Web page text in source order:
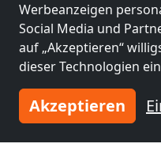
Werbeanzeigen
Social Media und
auf „Akzeptieren“
dieser Technologien
Akzeptieren